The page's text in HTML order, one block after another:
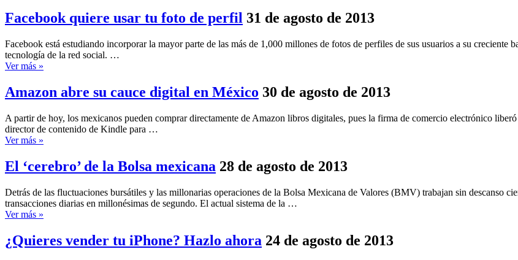
Facebook quiere usar tu foto de perfil 31 de agosto de 2013
Facebook está estudiando incorporar la mayor parte de las más de 1,000 millones de fotos de perfiles de sus usuarios a su
tecnología de la red social. …
Ver más »
Amazon abre su cauce digital en México 30 de agosto de 2013
A partir de hoy, los mexicanos pueden comprar directamente de Amazon libros digitales, pues la firma de comercio electrónico
director de contenido de Kindle para …
Ver más »
El ‘cerebro’ de la Bolsa mexicana 28 de agosto de 2013
Detrás de las fluctuaciones bursátiles y las millonarias operaciones de la Bolsa Mexicana de Valores (BMV) trabajan sin descanso
transacciones diarias en millonésimas de segundo. El actual sistema de la …
Ver más »
¿Quieres vender tu iPhone? Hazlo ahora 24 de agosto de 2013